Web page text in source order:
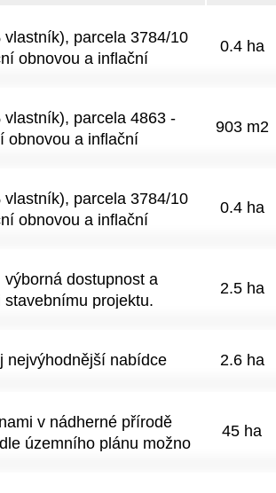
parcela 3784/10
obnovou a inflační
0.4 ha
parcela 4863 -
obnovou a inflační
903 m2
parcela 3784/10
obnovou a inflační
0.4 ha
dostupnost a
projektu.
2.5 ha
nejvýhodnější nabídce 2.6 ha
v nádherné přírodě
územního plánu možno
45 ha